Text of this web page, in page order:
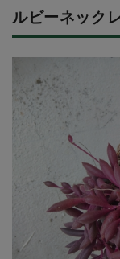
ルビーネック